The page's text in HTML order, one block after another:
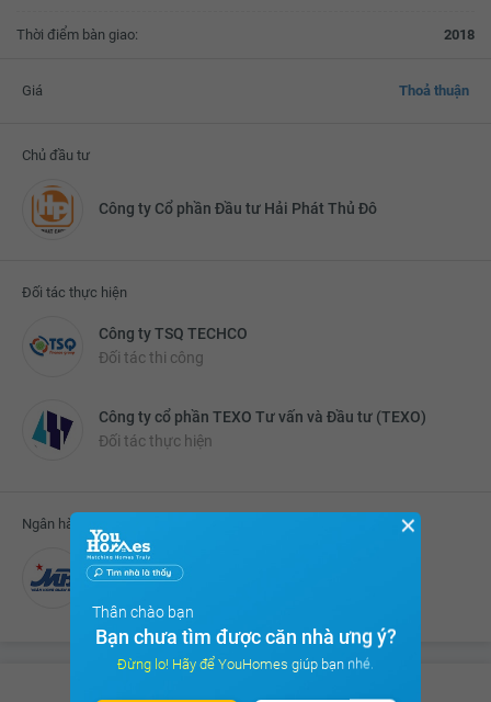
Thời điểm bàn giao: 2018
Giá Thoả thuận
Chủ đầu tư
Công ty Cổ phần Đầu tư Hải Phát Thủ Đô
Đối tác thực hiện
Công ty TSQ TECHCO
Đối tác thi công
Công ty cổ phần TEXO Tư vấn và Đầu tư (TEXO)
Đối tác thực hiện
Ngân hàng liên kết cho vay
Ngân hàng MBbank
✕
Thân chào bạn
Bạn chưa tìm được căn nhà ưng ý?
Đừng lo! Hãy để YouHomes giúp bạn nhé.